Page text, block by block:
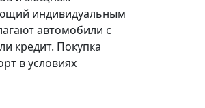
индивидуальным
автомобили с
кредит. Покупка
в условиях